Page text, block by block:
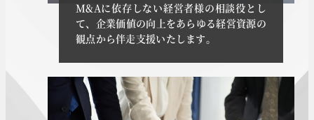
M&Aに依存しない経営者様の相談役とし
て、企業価値の向上をあらゆる経営資源の
観点から伴走支援いたします。